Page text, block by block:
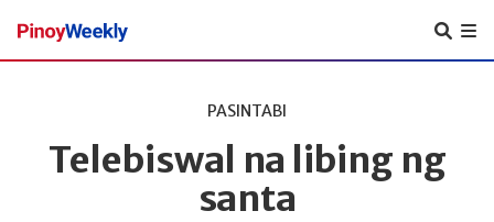
Pinoy
Weekly
PASINTABI
Telebiswal na libing ng
santa